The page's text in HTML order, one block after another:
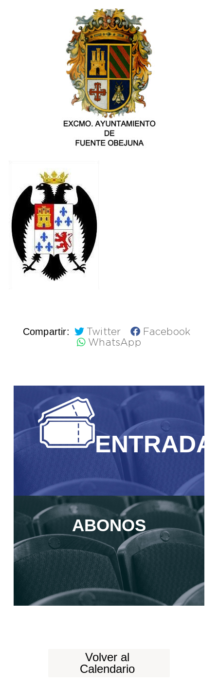
Compartir: Twitter
Facebook
WhatsApp
ABONOS
Volver al
Calendario